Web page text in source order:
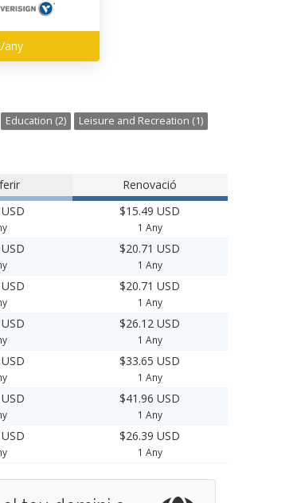
any
Education (2)
Leisure and Recreation (1)
Renovació
$15.49 USD
1 Any
$20.71 USD
1 Any
$20.71 USD
1 Any
$26.12 USD
1 Any
$33.65 USD
1 Any
$41.96 USD
1 Any
$26.39 USD
1 Any